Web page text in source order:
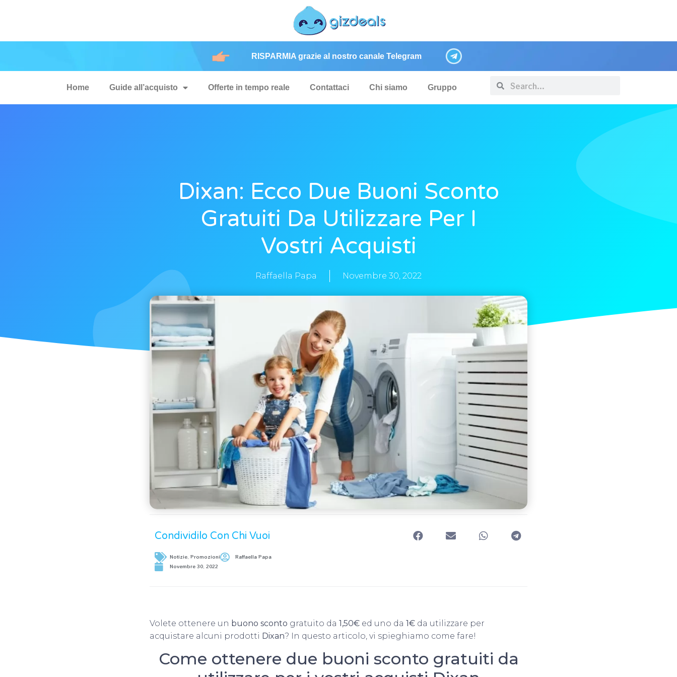
RISPARMIA grazie al nostro canale Telegram
Home Guide all’acquisto Offerte in tempo reale Contattaci Chi siamo Gruppo
Dixan: Ecco Due Buoni Sconto
Gratuiti Da Utilizzare Per I
Vostri Acquisti
Raffaella Papa Novembre 30, 2022
Condividilo Con Chi Vuoi
Notizie Promozioni
Raffaella Papa
Novembre 30, 2022
Volete ottenere un buono sconto gratuito da 1,50€ ed uno da 1€ da utilizzare per
acquistare alcuni prodotti Dixan? In questo articolo, vi spieghiamo come fare!
Come ottenere due buoni sconto gratuiti da